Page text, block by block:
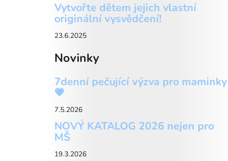
Vytvořte dětem jejich vlastní
originální vysvědčení!
23.6.2025
Novinky
7denní pečující výzva pro maminky
💗
7.5.2026
NOVÝ KATALOG 2026 nejen pro
MŠ
19.3.2026